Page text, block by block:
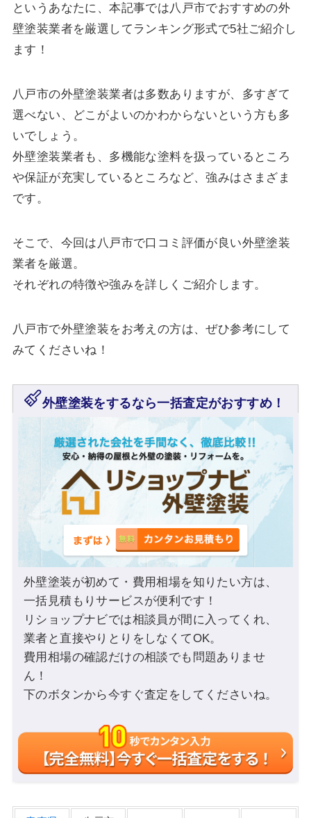
というあなたに、本記事では八戸市でおすすめの外
壁塗装業者を厳選してランキング形式で5社ご紹介し
ます！
八戸市の外壁塗装業者は多数ありますが、多すぎて
選べない、どこがよいのかわからないという方も多
いでしょう。
外壁塗装業者も、多機能な塗料を扱っているところ
や保証が充実しているところなど、強みはさまざま
です。
そこで、今回は八戸市で口コミ評価が良い外壁塗装
業者を厳選。
それぞれの特徴や強みを詳しくご紹介します。
八戸市で外壁塗装をお考えの方は、ぜひ参考にして
みてくださいね！
外壁塗装をするなら一括査定がおすすめ！
外壁塗装が初めて・費用相場を知りたい方は、
一括見積もりサービスが便利です！
リショップナビでは相談員が間に入ってくれ、
業者と直接やりとりをしなくてOK。
費用相場の確認だけの相談でも問題ありませ
ん！
下のボタンから今すぐ査定をしてくださいね。